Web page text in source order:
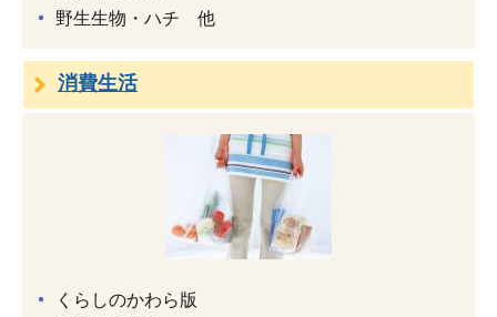
野生生物・ハチ 他
消費生活
くらしのかわら版